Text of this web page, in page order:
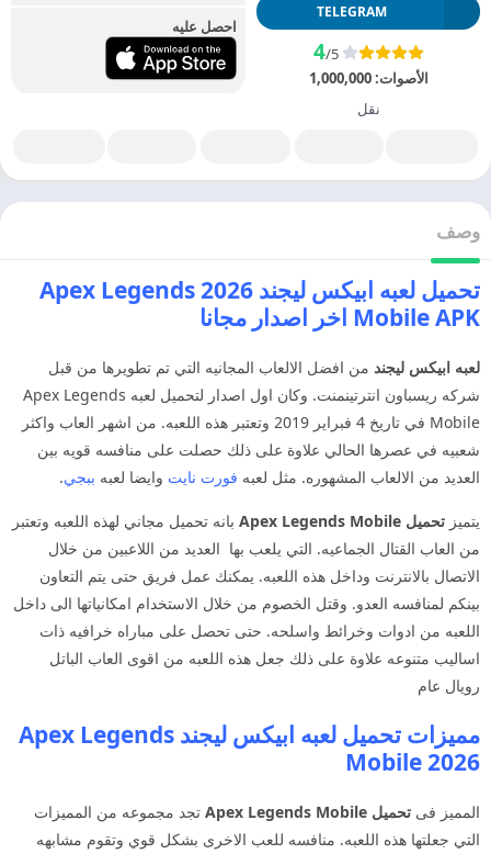
TELEGRAM
4/5
الأصوات:1,000,000
نقل
احصل عليه
وصف
تحميل لعبه ابيكس ليجند 2026 Apex Legends
Mobile APK اخر اصدار مجانا
لعبه ابيكس ليجند من افضل الالعاب المجانيه التي تم تطويرها من قبل
شركه ريسباون انترتينمنت. وكان اول اصدار لتحميل لعبه Apex Legends
Mobile في تاريخ 4 فبراير 2019 وتعتبر هذه اللعبه. من اشهر العاب واكثر
شعبيه في عصرها الحالي علاوة على ذلك حصلت على منافسه قويه بين
العديد من الالعاب المشهوره. مثل لعبه فورت نايت وايضا لعبه ببجي.
يتميز تحميل Apex Legends Mobile
بانه تحميل مجاني لهذه اللعبه وتعتبر
من العاب القتال الجماعيه. التي يلعب بها العديد من اللاعبين من خلال
الاتصال بالانترنت وداخل هذه اللعبه. يمكنك عمل فريق حتى يتم التعاون
بينكم لمنافسه العدو. وقتل الخصوم من خلال الاستخدام امكانياتها الى داخل
اللعبه من ادوات وخرائط واسلحه. حتى تحصل على مباراه خرافيه ذات
اساليب متنوعه علاوة على ذلك جعل هذه اللعبه من اقوى العاب الباتل
رويال عام
مميزات تحميل لعبه ابيكس ليجند Apex Legends
Mobile 2026
المميز فى تحميل Apex Legends Mobile
تجد مجموعه من المميزات
التي جعلتها هذه اللعبه. منافسه للعب الاخرى بشكل قوي وتقوم مشابهه